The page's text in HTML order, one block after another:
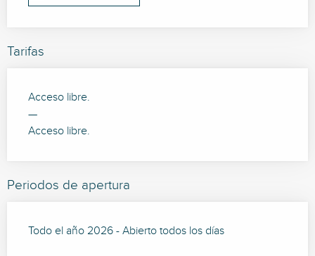
Tarifas
Acceso libre.
—
Acceso libre.
Periodos de apertura
Todo el año 2026 - Abierto todos los días